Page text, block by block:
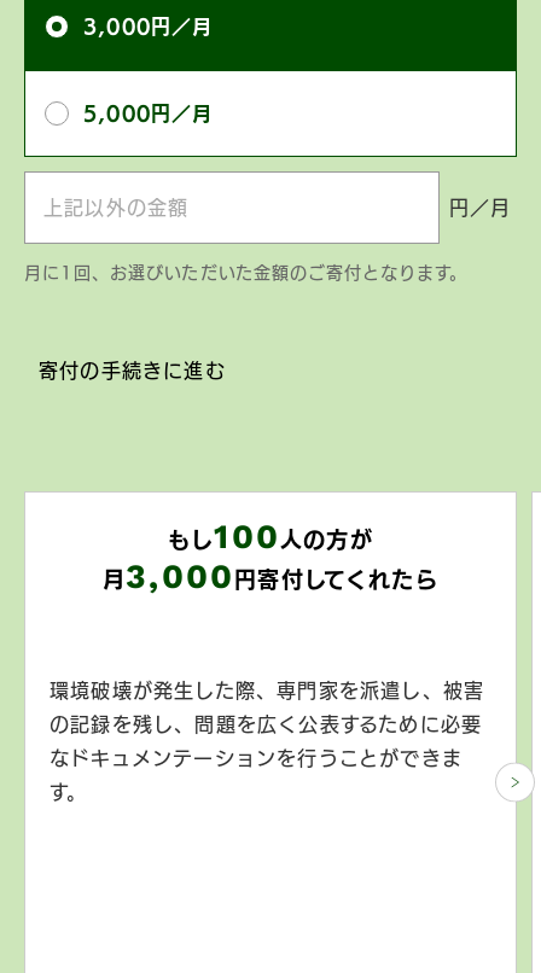
3,000円／月
5,000円／月
円／月
月に1回、お選びいただいた金額のご寄付となります。
もし100 人の方が
月 3,000 円寄付してくれたら
環境破壊が発生した際、専門家を派遣し、被害
の記録を残し、問題を広く公表するために必要
なドキュメンテーションを行うことができま
す。